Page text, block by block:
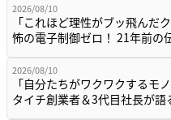
2026/08/10
「これほど理性がブッ飛んだ
怖の電子制御ゼロ！ 21年前の
2026/08/10
「自分たちがワクワクするモ
タイチ創業者＆3代目社長が